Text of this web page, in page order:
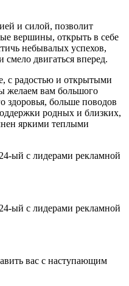
и силой, позволит
вершины, открыть в себе
небывалых успехов,
двигаться вперед.
с радостью и открытыми
вам большого
здоровья, больше поводов
родных и близких,
яркими теплыми
вас с наступающим